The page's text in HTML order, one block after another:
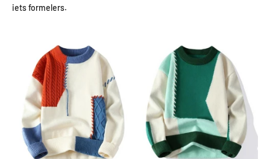
iets formelers.